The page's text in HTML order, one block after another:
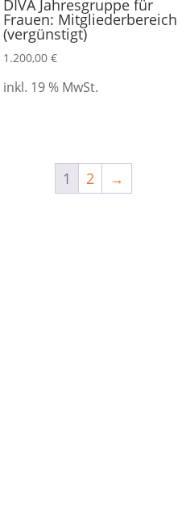
DIVA Jahresgruppe für
Frauen: Mitgliederbereich
(vergünstigt)
1.200,00 €
inkl. 19 % MwSt.
1 2 →